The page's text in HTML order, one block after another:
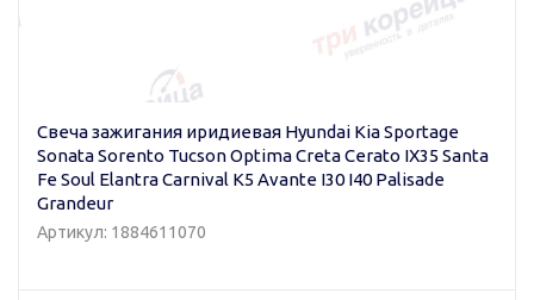
Свеча зажигания иридиевая Hyundai Kia Sportage
Sonata Sorento Tucson Optima Creta Cerato IX35 Santa
Fe Soul Elantra Carnival K5 Avante I30 I40 Palisade
Grandeur
Артикул: 1884611070